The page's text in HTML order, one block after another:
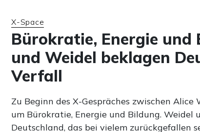
X-Space
Bürokratie, Energie und
und Weidel beklagen
Verfall
Zu Beginn des X-Gespräches zwischen Alice
um Bürokratie, Energie und Bildung. Weidel
Deutschland, das bei vielem zurückgefallen